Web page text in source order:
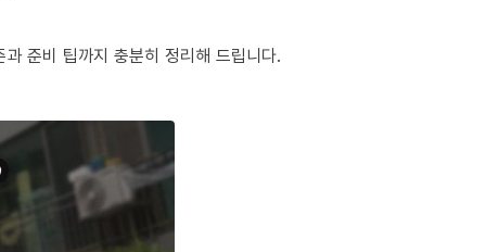
준비 팁까지 충분히 정리해 드립니다.